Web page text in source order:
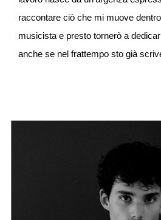
raccontare ciò che mi muove
musicista e presto tornerò a
anche se nel frattempo sto già